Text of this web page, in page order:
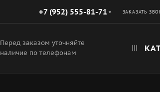
+7 (952) 555-81-71 ЗАКАЗАТЬ
Перед заказом уточняйте
наличие по телефонам